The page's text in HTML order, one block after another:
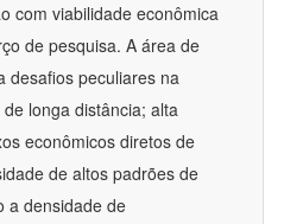
com viabilidade econômica
de pesquisa. A área de
desafios peculiares na
longa distância; alta
econômicos diretos de
de altos padrões de
a densidade de